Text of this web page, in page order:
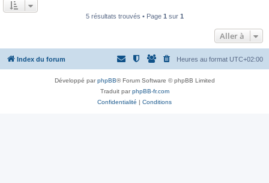
5 résultats trouvés • Page 1sur 1
Aller à
Index du forum Heures au format UTC+02:00
Développé parphpBB® Forum Software © phpBB Limited
Traduit parphpBB-fr.com
Confidentialité
Conditions